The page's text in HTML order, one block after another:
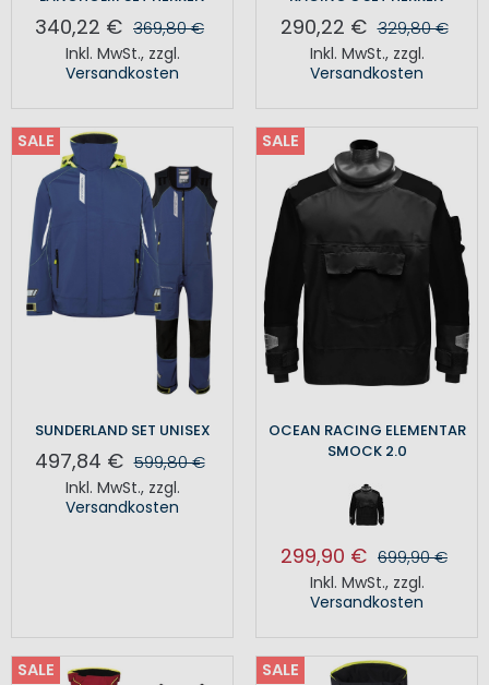
340,22 € 369,80 €
Inkl. MwSt., zzgl.
Versandkosten
290,22 € 329,80 €
Inkl. MwSt., zzgl.
Versandkosten
SALE
SUNDERLAND SET UNISEX
497,84 € 599,80 €
Inkl. MwSt., zzgl.
Versandkosten
SALE
OCEAN RACING ELEMENTAR
SMOCK 2.0
299,90 € 699,90 €
Inkl. MwSt., zzgl.
Versandkosten
SALE SALE